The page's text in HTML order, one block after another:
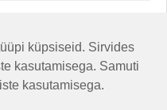
küpsiseid. Sirvides
kasutamisega. Samuti
kasutamisega.